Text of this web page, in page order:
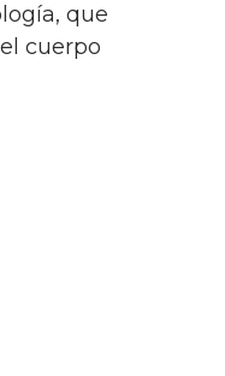
que
cuerpo